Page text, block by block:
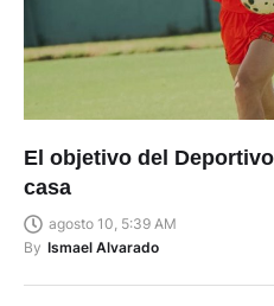
El objetivo del
casa
agosto 10, 5:39 AM
By Ismael Alvarado